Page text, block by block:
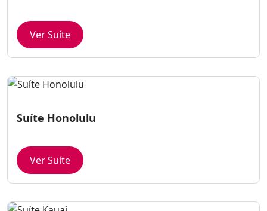
Ver Suíte
Suíte Honolulu
Ver Suíte